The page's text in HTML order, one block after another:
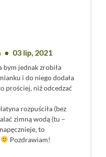
03 lip, 2021
bym jednak zrobiła
i do niego dodała
prościej, niż odcedzać
rozpuściła (bez
zimną wodą (tu –
to
Pozdrawiam!